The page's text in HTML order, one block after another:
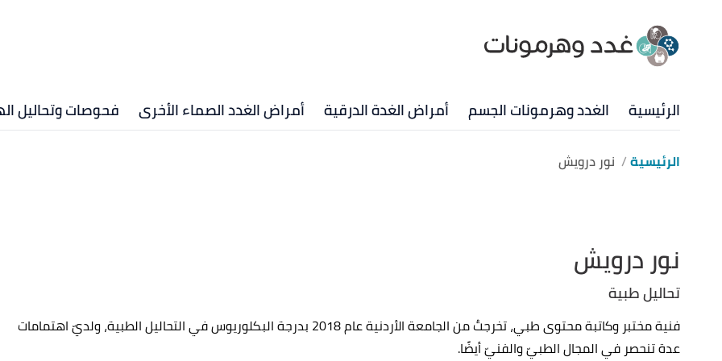
الرئيسية الغدد وهرمونات الجسم أمراض الغدة الدرقية أمراض الغدد الصماء الأخرى فحوصات وتحاليل
الرئيسية نور درويش
نور درويش
تحاليل طبية
فنية مختبر وكاتبة محتوى طبي، تخرجتُ من الجامعة الأردنية عام 2018 بدرجة البكلوريوس في التحاليل الطبية، ولديّ اهتمامات
عدة تنحصر في المجال الطبيّ والفنيّ أيضًا.